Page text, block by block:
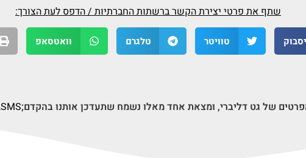
שתף את פרטי יצירת הקשר ברשתות החברתיות / הדפס לעת הצורך:
טוויטר טלגרם וואטסאפ
של גט דליברי, ומצאת אחד מאלו נשמח שתעדכן אותנו בהקדם;SMS,